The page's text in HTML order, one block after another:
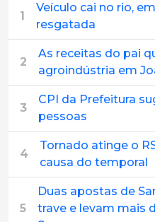
1
Veículo cai no rio,
resgatada
2
As receitas do pai
agroindústria em
3
CPI da Prefeitura
pessoas
4
Tornado atinge o
causa do temporal
5
Duas apostas de
trave e levam mais